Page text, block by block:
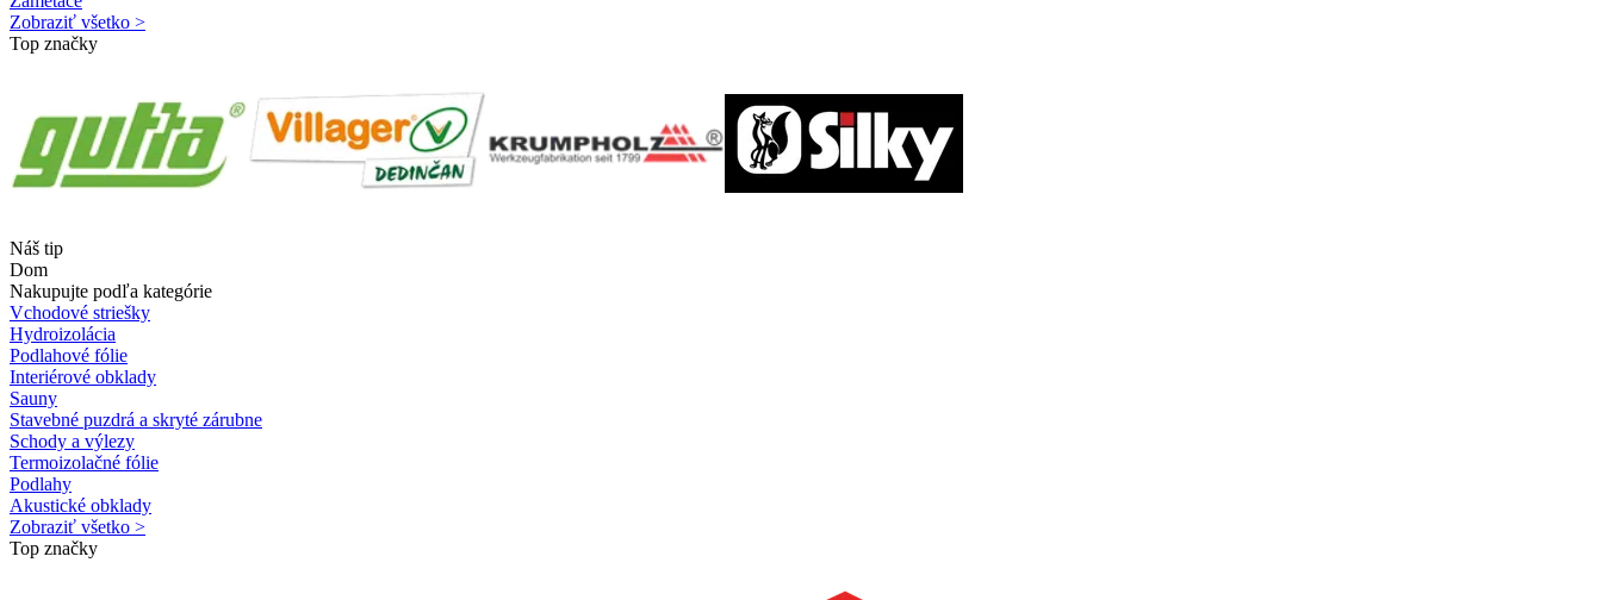
Zobraziť všetko >
Top značky
Náš tip
Dom
Nakupujte podľa kategórie
Vchodové striešky
Hydroizolácia
Podlahové fólie
Interiérové obklady
Sauny
Stavebné puzdrá a skryté zárubne
Schody a výlezy
Termoizolačné fólie
Podlahy
Akustické obklady
Zobraziť všetko >
Top značky